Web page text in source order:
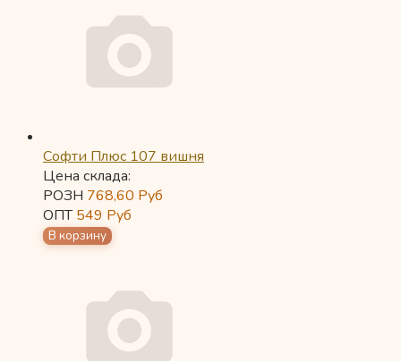
Софти Плюс 107 вишня
Цена склада:
РОЗН 768,60 Руб
ОПТ549 Руб